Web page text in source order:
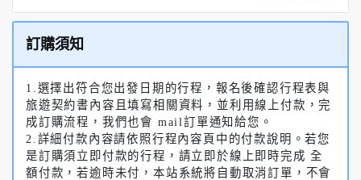
訂購須知
1.選擇出符合您出發日期的行程，報名後確認行程表與
旅遊契約書內容且填寫相關資料，並利用線上付款，完
成訂購流程，我們也會 mail訂單通知給您。
2.詳細付款內容請依照行程內容頁中的付款說明。若您
是訂購須立即付款的行程，請立即於線上即時完成 全
額付款，若逾時未付，本站系統將自動取消訂單，不會